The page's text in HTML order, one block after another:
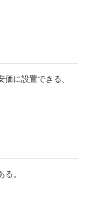
に設置できる。
。